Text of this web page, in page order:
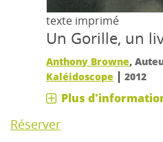
texte imprimé
Un Gorille, un
Anthony Browne,
Kaléidoscope |2012
Plus
Réserver